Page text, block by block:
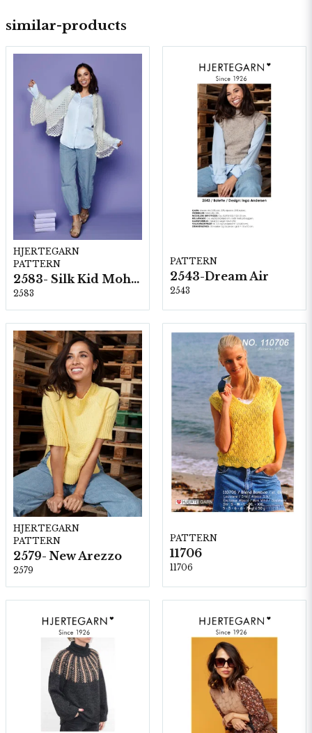
similar-products
HJERTEGARN
PATTERN
2583- Silk Kid Mohair
2583
PATTERN
2543-Dream Air
2543
HJERTEGARN
PATTERN
2579- New Arezzo
2579
PATTERN
11706
11706